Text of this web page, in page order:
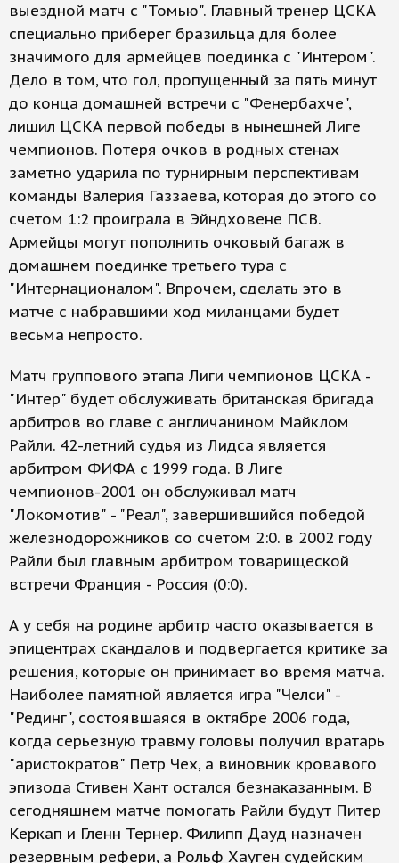
выездной матч с "Томью". Главный тренер ЦСКА
специально приберег бразильца для более
значимого для армейцев поединка с "Интером".
Дело в том, что гол, пропущенный за пять минут
до конца домашней встречи с "Фенербахче",
лишил ЦСКА первой победы в нынешней Лиге
чемпионов. Потеря очков в родных стенах
заметно ударила по турнирным перспективам
команды Валерия Газзаева, которая до этого со
счетом 1:2 проиграла в Эйндховене ПСВ.
Армейцы могут пополнить очковый багаж в
домашнем поединке третьего тура с
"Интернационалом". Впрочем, сделать это в
матче с набравшими ход миланцами будет
весьма непросто.
Матч группового этапа Лиги чемпионов ЦСКА -
"Интер" будет обслуживать британская бригада
арбитров во главе с англичанином Майклом
Райли. 42-летний судья из Лидса является
арбитром ФИФА с 1999 года. В Лиге
чемпионов-2001 он обслуживал матч
"Локомотив" - "Реал", завершившийся победой
железнодорожников со счетом 2:0. в 2002 году
Райли был главным арбитром товарищеской
встречи Франция - Россия (0:0).
А у себя на родине арбитр часто оказывается в
эпицентрах скандалов и подвергается критике за
решения, которые он принимает во время матча.
Наиболее памятной является игра "Челси" -
"Рединг", состоявшаяся в октябре 2006 года,
когда серьезную травму головы получил вратарь
"аристократов" Петр Чех, а виновник кровавого
эпизода Стивен Хант остался безнаказанным. В
сегодняшнем матче помогать Райли будут Питер
Керкап и Гленн Тернер. Филипп Дауд назначен
резервным рефери, а Рольф Хауген судейским